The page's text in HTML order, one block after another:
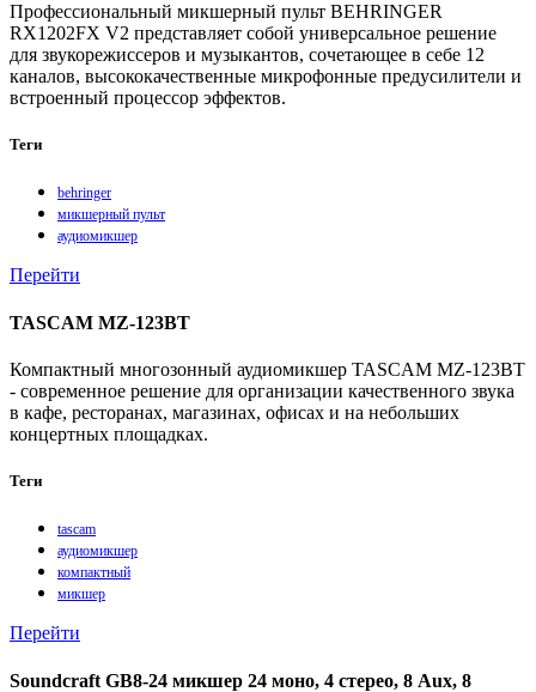
Профессиональный микшерный пульт BEHRINGER
RX1202FX V2 представляет собой универсальное решение
для звукорежиссеров и музыкантов, сочетающее в себе 12
каналов, высококачественные микрофонные предусилители и
встроенный процессор эффектов.
Теги
behringer
микшерный пульт
аудиомикшер
Перейти
TASCAM MZ-123BT
Компактный многозонный аудиомикшер TASCAM MZ‑123BT
- современное решение для организации качественного звука
в кафе, ресторанах, магазинах, офисах и на небольших
концертных площадках.
Теги
tascam
аудиомикшер
компактный
микшер
Перейти
Soundcraft GB8-24 микшер 24 моно, 4 стерео, 8 Aux, 8